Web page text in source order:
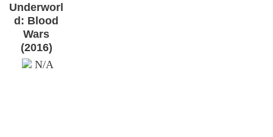
Underworl
d: Blood
Wars
(2016)
N/A